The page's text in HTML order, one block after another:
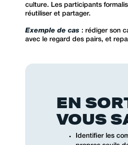
culture. Les participants
réutiliser et partager.
Exemple de cas : rédiger son
avec le regard des pairs, et
EN
VOUS
Identifier les